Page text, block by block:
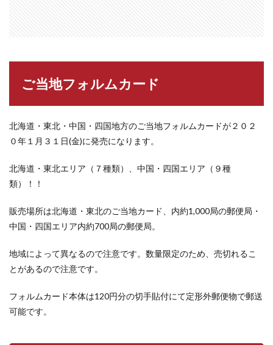
ご当地フォルムカード
北海道・東北・中国・四国地方のご当地フォルムカードが２０２
０年１月３１日(金)に発売になります。
北海道・東北エリア（７種類）、中国・四国エリア（９種
類）！！
販売場所は北海道・東北のご当地カード、内約1,000局の郵便局・
中国・四国エリア内約700局の郵便局。
地域によって異なるので注意です。数量限定のため、売切れるこ
とがあるので注意です。
フォルムカード本体は120円分の切手貼付にて定形外郵便物で郵送
可能です。